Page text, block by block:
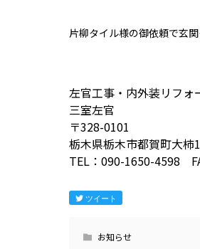
片柳タイル様の御依頼で玄
左官工事・内外装リフォ
三室左官
〒328-0101
栃木県栃木市都賀町大柿
TEL：090-1650-4598
ツイート
お知らせ